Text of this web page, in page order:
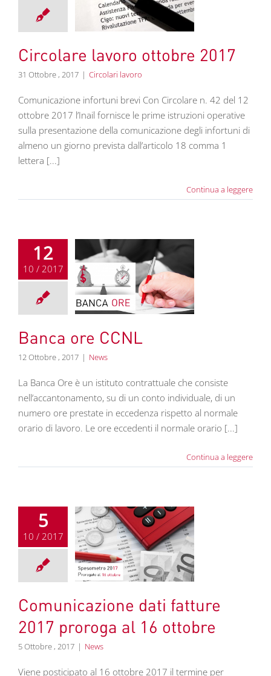
lavoro
Circolare lavoro ottobre 2017
31 Ottobre , 2017 | Circolari lavoro
Comunicazione infortuni brevi Con Circolare n. 42 del 12
ottobre 2017 l’Inail fornisce le prime istruzioni operative
sulla presentazione della comunicazione degli infortuni di
almeno un giorno prevista dall’articolo 18 comma 1
lettera [...]
Continua a leggere
12
10 / 2017
ore CCNL
Banca ore CCNL
12 Ottobre , 2017 | News
La Banca Ore è un istituto contrattuale che consiste
nell’accantonamento, su di un conto individuale, di un
numero ore prestate in eccedenza rispetto al normale
orario di lavoro. Le ore eccedenti il normale orario [...]
Continua a leggere
5
10 / 2017
dati
proroga al
Comunicazione dati fatture
2017 proroga al 16 ottobre
5 Ottobre , 2017 | News
Viene posticipato al 16 ottobre 2017 il termine per